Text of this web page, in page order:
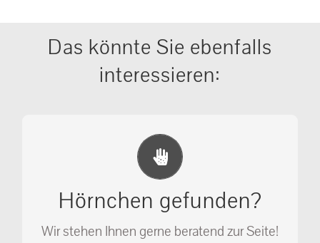
Das könnte Sie ebenfalls
interessieren:
Hörnchen gefunden?
Wir stehen Ihnen gerne beratend zur Seite!
Erste Hilfe Maßnahmen
Ihr Anruf kann Leben retten!